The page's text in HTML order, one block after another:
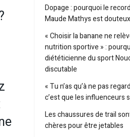
Dopage : pourquoi le
Maude Mathys est douteux
« Choisir la banane ne
nutrition sportive » :
diététicienne du sport
discutable
« Tu n’as qu’à ne pas
c’est que les influenceurs
Les chaussures de trail
chères pour être jetables